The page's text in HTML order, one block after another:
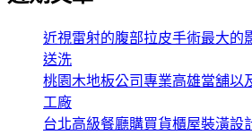
近視雷射的腹部拉皮手術最大的
送洗
桃園木地板公司專業高雄當舖以
工廠
台北高級餐廳購買貨櫃屋裝潢設